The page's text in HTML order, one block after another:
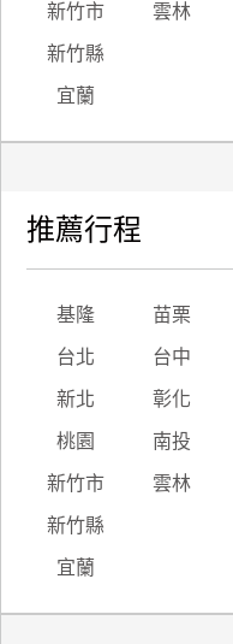
新竹市 雲林
新竹縣
宜蘭
推薦行程
基隆 苗栗
台北 台中
新北 彰化
桃園 南投
新竹市 雲林
新竹縣
宜蘭